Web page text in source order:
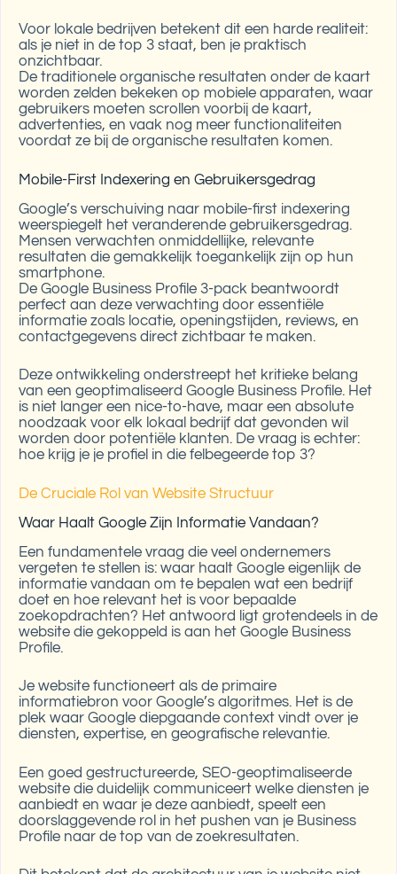
Voor lokale bedrijven betekent dit een harde realiteit:
als je niet in de top 3 staat, ben je praktisch
onzichtbaar.
De traditionele organische resultaten onder de kaart
worden zelden bekeken op mobiele apparaten, waar
gebruikers moeten scrollen voorbij de kaart,
advertenties, en vaak nog meer functionaliteiten
voordat ze bij de organische resultaten komen.
Mobile-First Indexering en Gebruikersgedrag
Google’s verschuiving naar mobile-first indexering
weerspiegelt het veranderende gebruikersgedrag.
Mensen verwachten onmiddellijke, relevante
resultaten die gemakkelijk toegankelijk zijn op hun
smartphone.
De Google Business Profile 3-pack beantwoordt
perfect aan deze verwachting door essentiële
informatie zoals locatie, openingstijden, reviews, en
contactgegevens direct zichtbaar te maken.
Deze ontwikkeling onderstreept het kritieke belang
van een geoptimaliseerd Google Business Profile. Het
is niet langer een nice-to-have, maar een absolute
noodzaak voor elk lokaal bedrijf dat gevonden wil
worden door potentiële klanten. De vraag is echter:
hoe krijg je je profiel in die felbegeerde top 3?
De Cruciale Rol van Website Structuur
Waar Haalt Google Zijn Informatie Vandaan?
Een fundamentele vraag die veel ondernemers
vergeten te stellen is: waar haalt Google eigenlijk de
informatie vandaan om te bepalen wat een bedrijf
doet en hoe relevant het is voor bepaalde
zoekopdrachten? Het antwoord ligt grotendeels in de
website die gekoppeld is aan het Google Business
Profile.
Je website functioneert als de primaire
informatiebron voor Google’s algoritmes. Het is de
plek waar Google diepgaande context vindt over je
diensten, expertise, en geografische relevantie.
Een goed gestructureerde, SEO-geoptimaliseerde
website die duidelijk communiceert welke diensten je
aanbiedt en waar je deze aanbiedt, speelt een
doorslaggevende rol in het pushen van je Business
Profile naar de top van de zoekresultaten.